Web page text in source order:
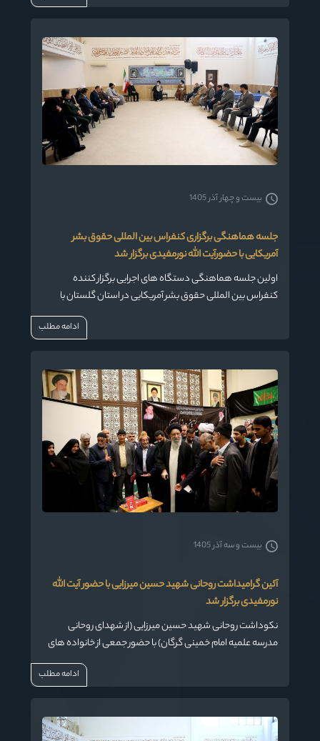
جلسه هماهنگی برگزاری کنفراس بین المللی حقوق بشر
آمریکایی با حضورآیت الله نورمفیدی برگزار شد
اولین جلسه هماهنگی دستگاه های اجرایی برگزار کننده
کنفراس بین المللی حقوق بشر آمریکایی در استان گلستان با
حضور حضرت آیت الله نورمفیدی نماینده ولی فقیه دراستان
گلستان و امام جمعه گرگان و دکتر زنگانه استاندار گلستان و
بیست و چهار آذر 1405
ادامه مطلب
آئین گرامیداشت روحانی شهید حسین میرزایی با حضور آیت الله
نورمفیدی برگزار شد
نکوداشت روحانی شهید حسین میرزایی (از شهدای روحانی
مدرسه علمیه امام خمینی گرگان) با حضور جمعی از خانواده های
شهدا و خاطره گویی همرزمان شهید و سخنرانی آیت الله
نورمفیدی نماینده مقام معظم رهبری در استان گلستان و امام
بیست و سه آذر 1405
ادامه مطلب